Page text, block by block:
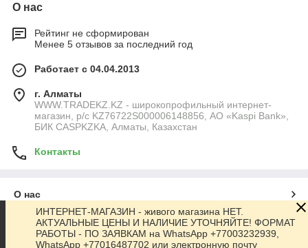
О нас
Рейтинг не сформирован
Менее 5 отзывов за последний год
Работает с 04.04.2013
г. Алматы
WWW.TRADEKZ.KZ - широкопрофильный интернет-
магазин, р/с KZ76722S000006148856, АО «Kaspi Bank»,
БИК CASPKZKA, Алматы, Казахстан
Контакты
О нас
Контакты
ИНТЕРНЕТ-МАГАЗИН - живого магазина НЕТ.
АКТУАЛЬНЫЕ ЦЕНЫ И НАЛИЧИЕ УТОЧНЯЙТЕ! ФОРМАТ
РАБОТЫ - ПО ЗАЯВКАМ на WhatsApp +77003232939,
WhatsApp +77016487702 или электронную почту